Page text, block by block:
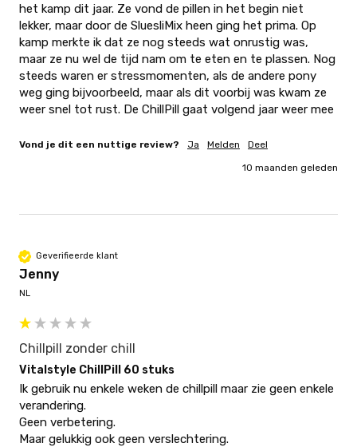
het kamp dit jaar. Ze vond de pillen in het begin niet
lekker, maar door de SluesliMix heen ging het prima. Op
kamp merkte ik dat ze nog steeds wat onrustig was,
maar ze nu wel de tijd nam om te eten en te plassen. Nog
steeds waren er stressmomenten, als de andere pony
weg ging bijvoorbeeld, maar als dit voorbij was kwam ze
weer snel tot rust. De ChillPill gaat volgend jaar weer mee
Vond je dit een nuttige review? Ja Melden Deel
10 maanden geleden
Geverifieerde klant
Jenny
NL
Chillpill zonder chill
Vitalstyle ChillPill 60 stuks
Ik gebruik nu enkele weken de chillpill maar zie geen enkele
verandering.
Geen verbetering.
Maar gelukkig ook geen verslechtering.